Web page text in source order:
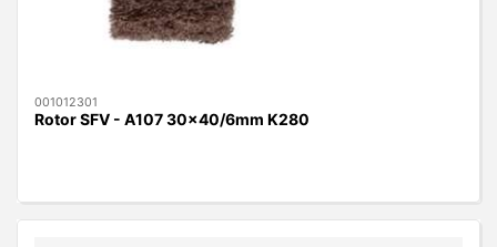
001012301
Rotor SFV - A107 30x40/6mm K280